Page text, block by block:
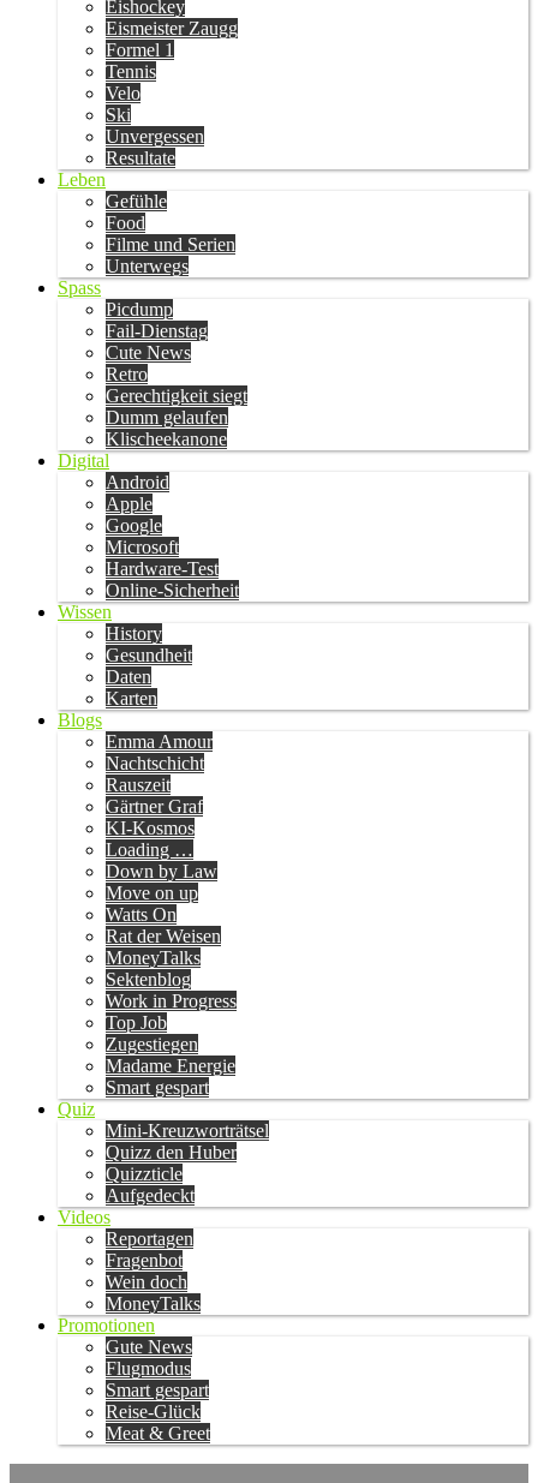
Eishockey
Eismeister Zaugg
Formel 1
Tennis
Velo
Ski
Unvergessen
Resultate
Leben
Gefühle
Food
Filme und Serien
Unterwegs
Spass
Picdump
Fail-Dienstag
Cute News
Retro
Gerechtigkeit siegt
Dumm gelaufen
Klischeekanone
Digital
Android
Apple
Google
Microsoft
Hardware-Test
Online-Sicherheit
Wissen
History
Gesundheit
Daten
Karten
Blogs
Emma Amour
Nachtschicht
Rauszeit
Gärtner Graf
KI-Kosmos
Loading …
Down by Law
Move on up
Watts On
Rat der Weisen
MoneyTalks
Sektenblog
Work in Progress
Top Job
Zugestiegen
Madame Energie
Smart gespart
Quiz
Mini-Kreuzworträtsel
Quizz den Huber
Quizzticle
Aufgedeckt
Videos
Reportagen
Fragenbot
Wein doch
MoneyTalks
Promotionen
Gute News
Flugmodus
Smart gespart
Reise-Glück
Meat & Greet